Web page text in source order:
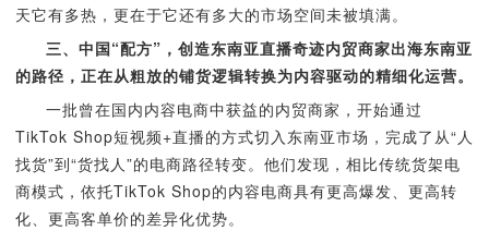
天它有多热，更在于它还有多大的市场空间未被填满。
三、中国“配方”，创造东南亚直播奇迹内贸商家出海东南亚
的路径，正在从粗放的铺货逻辑转换为内容驱动的精细化运营。
一批曾在国内内容电商中获益的内贸商家，开始通过
TikTok Shop短视频+直播的方式切入东南亚市场，完成了从“人
找货”到“货找人”的电商路径转变。他们发现，相比传统货架电
商模式，依托TikTok Shop的内容电商具有更高爆发、更高转
化、更高客单价的差异化优势。